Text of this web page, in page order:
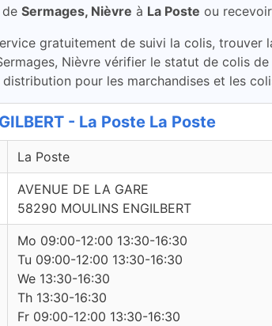
Sermages, Nièvre à La Poste ou
gratuitement de suivi la colis, trouver
Nièvre vérifier le statut de colis
pour les marchandises et les
- La Poste La Poste
La Poste
AVENUE DE LA GARE
58290 MOULINS ENGILBERT
Mo 09:00-12:00 13:30-16:30
Tu 09:00-12:00 13:30-16:30
We 13:30-16:30
Th 13:30-16:30
Fr 09:00-12:00 13:30-16:30